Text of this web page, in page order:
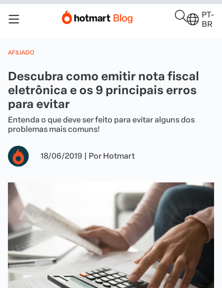
PT-
BR
AFILIADO
Descubra como emitir nota fiscal
eletrônica e os 9 principais erros
para evitar
Entenda o que deve ser feito para evitar alguns dos
problemas mais comuns!
18/06/2019 | Por Hotmart